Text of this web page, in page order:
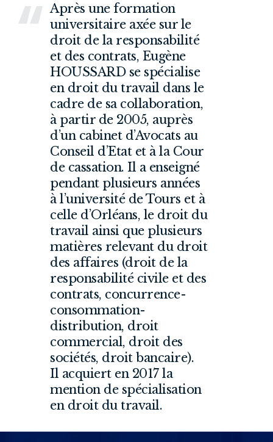
Après une formation
universitaire axée sur le
droit de la responsabilité
et des contrats, Eugène
HOUSSARD se spécialise
en droit du travail dans le
cadre de sa collaboration,
à partir de 2005, auprès
d’un cabinet d’Avocats au
Conseil d’Etat et à la Cour
de cassation. Il a enseigné
pendant plusieurs années
à l’université de Tours et à
celle d’Orléans, le droit du
travail ainsi que plusieurs
matières relevant du droit
des affaires (droit de la
responsabilité civile et des
contrats, concurrence-
consommation-
distribution, droit
commercial, droit des
sociétés, droit bancaire).
Il acquiert en 2017 la
mention de spécialisation
en droit du travail.